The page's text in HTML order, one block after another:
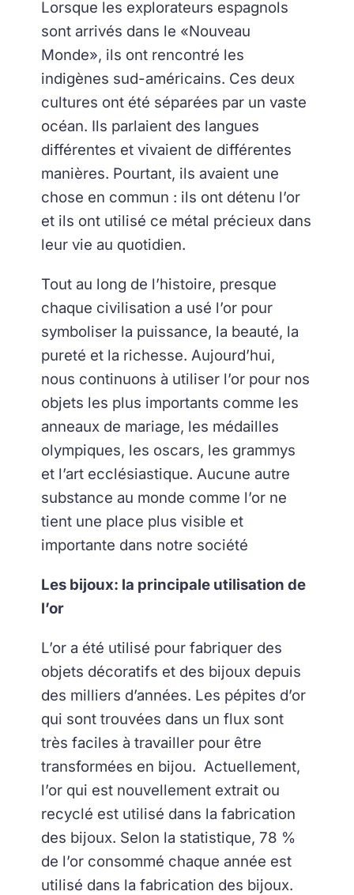
Lorsque les explorateurs espagnols
sont arrivés dans le «Nouveau
Monde», ils ont rencontré les
indigènes sud-américains. Ces deux
cultures ont été séparées par un vaste
océan. Ils parlaient des langues
différentes et vivaient de différentes
manières. Pourtant, ils avaient une
chose en commun : ils ont détenu l’or
et ils ont utilisé ce métal précieux dans
leur vie au quotidien.
Tout au long de l’histoire, presque
chaque civilisation a usé l’or pour
symboliser la puissance, la beauté, la
pureté et la richesse. Aujourd’hui,
nous continuons à utiliser l’or pour nos
objets les plus importants comme les
anneaux de mariage, les médailles
olympiques, les oscars, les grammys
et l’art ecclésiastique. Aucune autre
substance au monde comme l’or ne
tient une place plus visible et
importante dans notre société
Les bijoux: la principale utilisation de
l’or
L’or a été utilisé pour fabriquer des
objets décoratifs et des bijoux depuis
des milliers d’années. Les pépites d’or
qui sont trouvées dans un flux sont
très faciles à travailler pour être
transformées en bijou. Actuellement,
l’or qui est nouvellement extrait ou
recyclé est utilisé dans la fabrication
des bijoux. Selon la statistique, 78 %
de l’or consommé chaque année est
utilisé dans la fabrication des bijoux.